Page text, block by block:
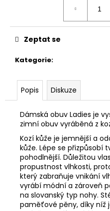
Kategorie:
Zeptat se
Popis Diskuze
Dámská obuv Ladies je
zimní obuv vyráběná z
Kozí kůže je jemnější a
kůže. Lépe se přizpůsobí
pohodlnější. Důležitou
propustnost vlhkosti,
který zabraňuje vnikání
vyrábí módní a zároveň
na slovanský typ nohy. S
paměťové pěny, díky níž
POLOBOTKY
S017001-
STARORŮŽOVÉ
490